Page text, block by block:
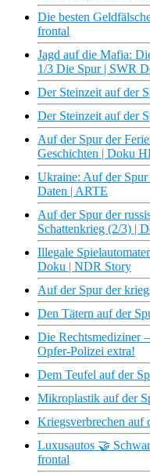
Die besten
frontal
Jagd auf die Mafia:
1/3 Die Spur | SWR
Der Steinzeit auf der
Der Steinzeit auf der
Auf der Spur der
Geschichten | Doku
Ukraine: Auf der
Daten | ARTE
Auf der Spur der
Schattenkrieg (2/3) |
Illegale
Doku | NDR Story
Auf der Spur der
Den Tätern auf der
Die Rechtsmediziner
Opfer-Polizei extra!
Dem Teufel auf der
Mikroplastik auf der
Kriegsverbrechen auf
Luxusautos 🤝
frontal